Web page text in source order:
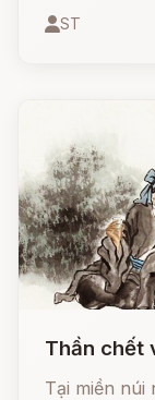
Mặt Trời sẽ
ST
Thần chết
Tại miền núi